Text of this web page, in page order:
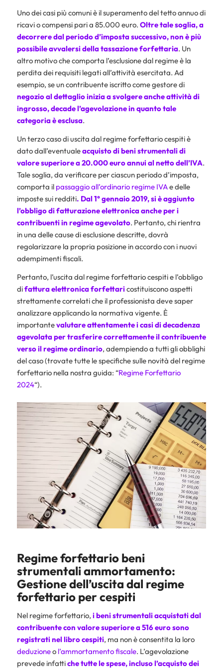
Uno dei casi più comuni è il superamento del tetto annuo di
ricavi o compensi pari a 85.000 euro. Oltre tale soglia, a
decorrere dal periodo d’imposta successivo, non è più
possibile avvalersi della tassazione forfettaria. Un
altro motivo che comporta l’esclusione dal regime è la
perdita dei requisiti legati all’attività esercitata. Ad
esempio, se un contribuente iscritto come gestore di
negozio al dettaglio inizia a svolgere anche attività di
ingrosso, decade l’agevolazione in quanto tale
categoria è esclusa.
Un terzo caso di uscita dal regime forfettario cespiti è
dato dall’eventualeacquisto di beni strumentali di
valore superiore a 20.000 euro annui al netto dell’IVA.
Tale soglia, da verificare per ciascun periodo d’imposta,
comporta il passaggio all’ordinario regime IVAe delle
imposte sui redditi. Dal 1° gennaio 2019, si è aggiunto
l’obbligo di fatturazione elettronica anche per i
contribuenti in regime agevolato. Pertanto, chi rientra
in una delle cause di esclusione descritte, dovrà
regolarizzare la propria posizione in accordo con i nuovi
adempimenti fiscali.
Pertanto, l’uscita dal regime forfettario cespiti e l’obbligo
difattura elettronica forfettaricostituiscono aspetti
strettamente correlati che il professionista deve saper
analizzare applicando la normativa vigente. È
importantevalutare attentamente i casi di decadenza
agevolata per trasferire correttamente il contribuente
verso il regime ordinario, adempiendo a tutti gli obblighi
del caso (trovate tutte le specifiche sulle novità del regime
forfettario nella nostra guida: “Regime Forfettario
2024“).
Regime forfettario beni
strumentali ammortamento:
Gestione dell’uscita dal regime
forfettario per cespiti
Nel regime forfettario, i beni strumentali acquistati dal
contribuente con valore superiore a 516 euro sono
registrati nel libro cespiti, ma non è consentita la loro
deduzioneol’ammortamento fiscale. L’agevolazione
prevede infattiche tutte le spese, incluso l’acquisto dei